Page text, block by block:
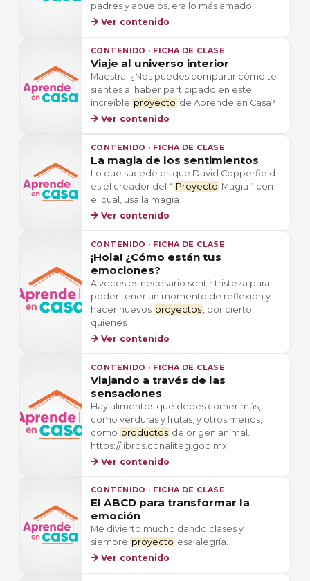
padres y abuelos, era lo más amado
Ver contenido
CONTENIDO · FICHA DE CLASE
Viaje al universo interior
Maestra: ¿Nos puedes compartir cómo te
sientes al haber participado en este
increíble proyecto de Aprende en Casa?
Ver contenido
CONTENIDO · FICHA DE CLASE
La magia de los sentimientos
Lo que sucede es que David Copperfield
es el creador del “ Proyecto Magia ” con
el cual, usa la magia
Ver contenido
CONTENIDO · FICHA DE CLASE
¡Hola! ¿Cómo están tus
emociones?
A veces es necesario sentir tristeza para
poder tener un momento de reflexión y
hacer nuevos proyectos , por cierto,
quienes
Ver contenido
CONTENIDO · FICHA DE CLASE
Viajando a través de las
sensaciones
Hay alimentos que debes comer más,
como verduras y frutas, y otros menos,
como productos de origen animal.
https://libros.conaliteg.gob.mx
Ver contenido
CONTENIDO · FICHA DE CLASE
El ABCD para transformar la
emoción
Me divierto mucho dando clases y
siempre proyecto esa alegría.
Ver contenido